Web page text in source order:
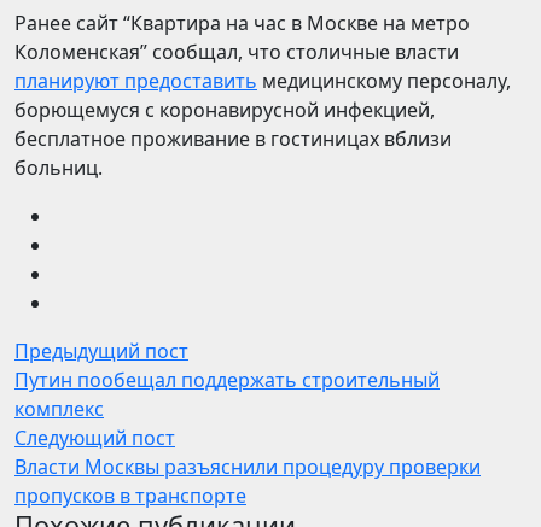
Ранее сайт “Квартира на час в Москве на метро
Коломенская” сообщал, что столичные власти
планируют предоставить медицинскому персоналу,
борющемуся с коронавирусной инфекцией,
бесплатное проживание в гостиницах вблизи
больниц.
Предыдущий пост
Путин пообещал поддержать строительный
комплекс
Следующий пост
Власти Москвы разъяснили процедуру проверки
пропусков в транспорте